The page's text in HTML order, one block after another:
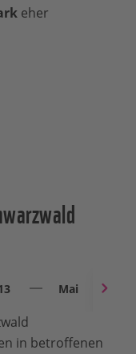
eher
Mai
in betroffenen